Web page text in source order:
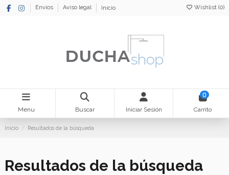
Envíos Aviso legal Inicio Wishlist (0)
Menu Buscar Iniciar Sesión
0
Carrito
Inicio Resultados de la búsqueda
Resultados de la búsqueda